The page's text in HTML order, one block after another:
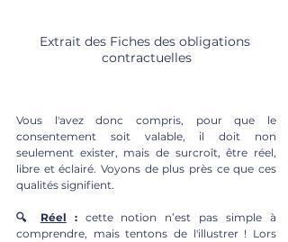
Extrait des Fiches des obligations
contractuelles
Vous l'avez donc compris, pour que le
consentement soit valable, il doit non
seulement exister, mais de surcroît, être réel,
libre et éclairé. Voyons de plus près ce que ces
qualités signifient.
🔍 Réel : cette notion n’est pas simple à
comprendre, mais tentons de l'illustrer ! Lors